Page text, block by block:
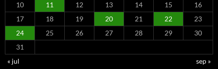
10
11 12 13 14 15
16
17
18 19 20 21 22
23
24
25 26 27 28 29
30
31
« jul
sep »